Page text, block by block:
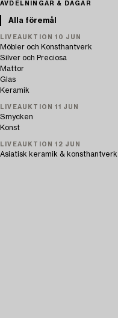
AVDELNINGAR & DAGAR
Alla föremål
LIVEAUKTION 10 JUN
Möbler och Konsthantverk
Silver och Preciosa
Mattor
Glas
Keramik
LIVEAUKTION 11 JUN
Smycken
Konst
LIVEAUKTION 12 JUN
Asiatisk keramik & konsthantverk